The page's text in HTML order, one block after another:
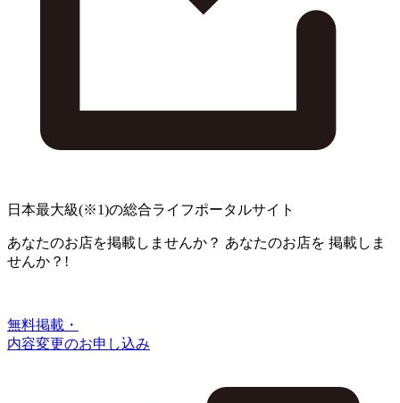
日本最大級(※1)の総合ライフポータルサイト
あなたのお店を掲載しませんか？ あなたのお店を 掲載しま
せんか？!
無料掲載・
内容変更のお申し込み